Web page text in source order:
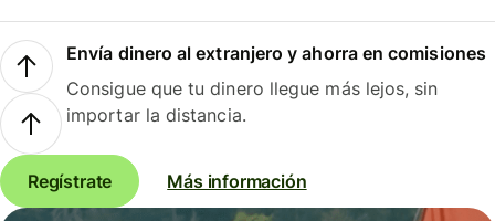
Envía dinero al extranjero y ahorra en comisiones
Consigue que tu dinero llegue más lejos, sin
importar la distancia.
Regístrate Más información